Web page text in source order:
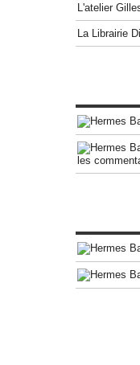
L'atelier
La Librairie
les